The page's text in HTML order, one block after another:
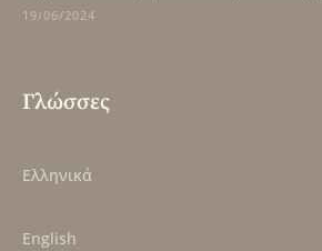
19/06/2024
Γλώσσες
Ελληνικά
English